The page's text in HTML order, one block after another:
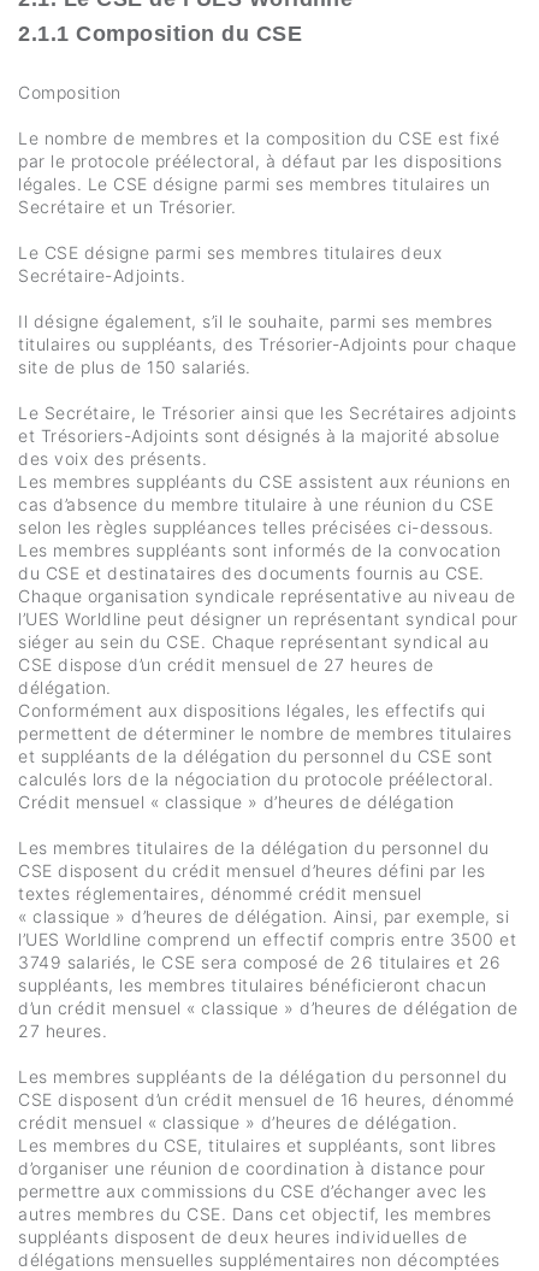
2.1.1 Composition du CSE
Composition
Le nombre de membres et la composition du CSE est fixé
par le protocole préélectoral, à défaut par les dispositions
légales. Le CSE désigne parmi ses membres titulaires un
Secrétaire et un Trésorier.
Le CSE désigne parmi ses membres titulaires deux
Secrétaire-Adjoints.
Il désigne également, s’il le souhaite, parmi ses membres
titulaires ou suppléants, des Trésorier-Adjoints pour chaque
site de plus de 150 salariés.
Le Secrétaire, le Trésorier ainsi que les Secrétaires adjoints
et Trésoriers-Adjoints sont désignés à la majorité absolue
des voix des présents.
Les membres suppléants du CSE assistent aux réunions en
cas d’absence du membre titulaire à une réunion du CSE
selon les règles suppléances telles précisées ci-dessous.
Les membres suppléants sont informés de la convocation
du CSE et destinataires des documents fournis au CSE.
Chaque organisation syndicale représentative au niveau de
l’UES Worldline peut désigner un représentant syndical pour
siéger au sein du CSE. Chaque représentant syndical au
CSE dispose d’un crédit mensuel de 27 heures de
délégation.
Conformément aux dispositions légales, les effectifs qui
permettent de déterminer le nombre de membres titulaires
et suppléants de la délégation du personnel du CSE sont
calculés lors de la négociation du protocole préélectoral.
Crédit mensuel « classique » d’heures de délégation
Les membres titulaires de la délégation du personnel du
CSE disposent du crédit mensuel d’heures défini par les
textes réglementaires, dénommé crédit mensuel
« classique » d’heures de délégation. Ainsi, par exemple, si
l’UES Worldline comprend un effectif compris entre 3500 et
3749 salariés, le CSE sera composé de 26 titulaires et 26
suppléants, les membres titulaires bénéficieront chacun
d’un crédit mensuel « classique » d’heures de délégation de
27 heures.
Les membres suppléants de la délégation du personnel du
CSE disposent d’un crédit mensuel de 16 heures, dénommé
crédit mensuel « classique » d’heures de délégation.
Les membres du CSE, titulaires et suppléants, sont libres
d’organiser une réunion de coordination à distance pour
permettre aux commissions du CSE d’échanger avec les
autres membres du CSE. Dans cet objectif, les membres
suppléants disposent de deux heures individuelles de
délégations mensuelles supplémentaires non décomptées